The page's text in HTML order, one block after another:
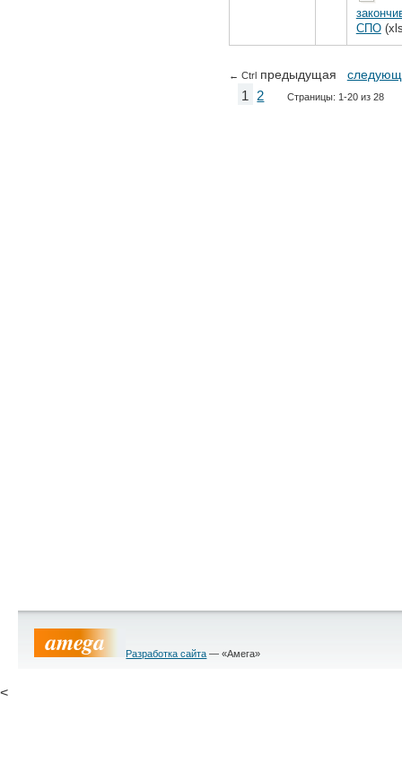
СПО
← Ctrl предыдущая
1 2 Страницы: 1-20 из 28
Разработка сайта — «Амега»
<